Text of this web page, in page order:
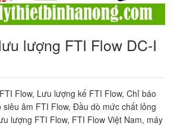
lượng FTI Flow DC-I
Flow, Lưu lượng kế FTI Flow, Chỉ báo
siêu âm FTI Flow, Đầu dò mức chất lỏng
lượng FTI Flow, FTI Flow Việt Nam, máy